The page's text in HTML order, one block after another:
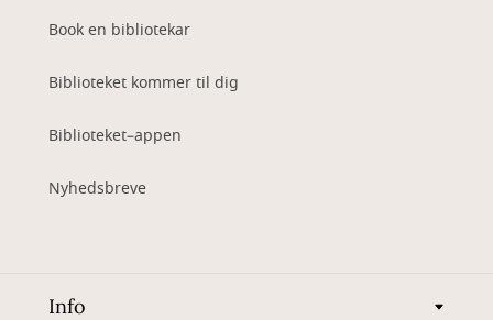
Book en bibliotekar
Biblioteket kommer til dig
Biblioteket–appen
Nyhedsbreve
Info